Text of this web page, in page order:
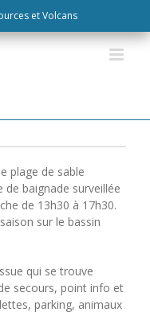
et Volcans
plage de sable
de baignade surveillée
de 13h30 à 17h30.
sur le bassin
qui se trouve
secours, point info et
parking, animaux